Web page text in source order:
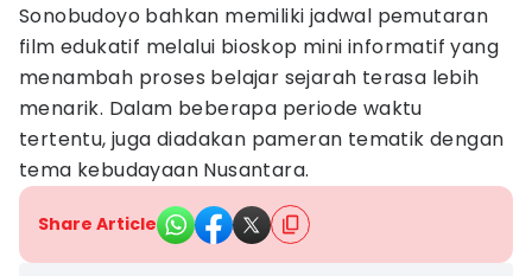
Sonobudoyo bahkan memiliki jadwal pemutaran
film edukatif melalui bioskop mini informatif yang
menambah proses belajar sejarah terasa lebih
menarik. Dalam beberapa periode waktu
tertentu, juga diadakan pameran tematik dengan
tema kebudayaan Nusantara.
Share Article